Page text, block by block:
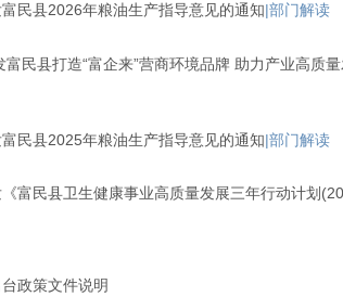
民县2026年粮油生产指导意见的通知|部门解读
民县打造“富企来”营商环境品牌 助力产业高质
民县2025年粮油生产指导意见的通知|部门解读
富民县卫生健康事业高质量发展三年行动计划
政策文件说明